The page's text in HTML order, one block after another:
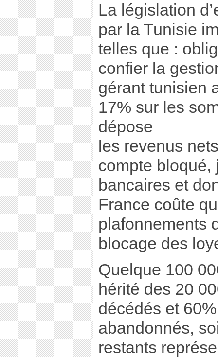
La législation
par la Tunisie
telles que :
confier la
gérant tunisien
17% sur les
dépose
les revenus
compte bloqué,
bancaires et
France coûte
plafonnements
blocage des
Quelque 100
hérité des 20
décédés et
abandonnés,
restants